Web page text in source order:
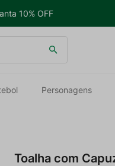
10% OFF
Personagens
Toalha com